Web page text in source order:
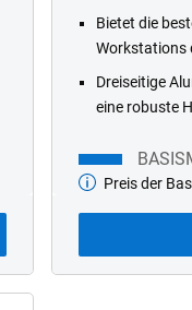
Bietet die
Workstations
Dreiseitige
eine robuste
Basismodell
Preis der